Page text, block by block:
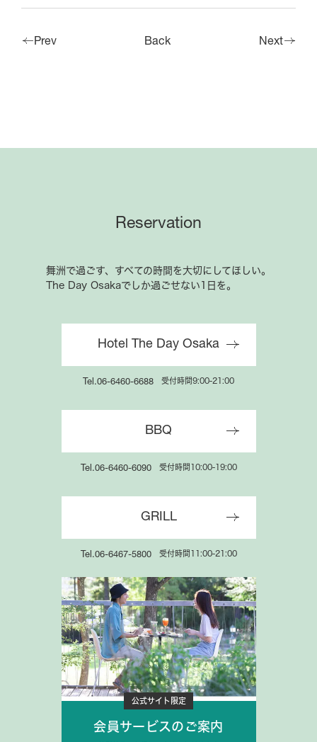
Prev Back Next
Reservation
舞洲で過ごす、すべての時間を大切にしてほしい。
The Day Osakaでしか過ごせない1日を。
Hotel The Day Osaka
Tel.06-6460-6688 受付時間9:00-21:00
BBQ
Tel.06-6460-6090 受付時間10:00-19:00
GRILL
Tel.06-6467-5800 受付時間11:00-21:00
公式サイト限定
会員サービスのご案内